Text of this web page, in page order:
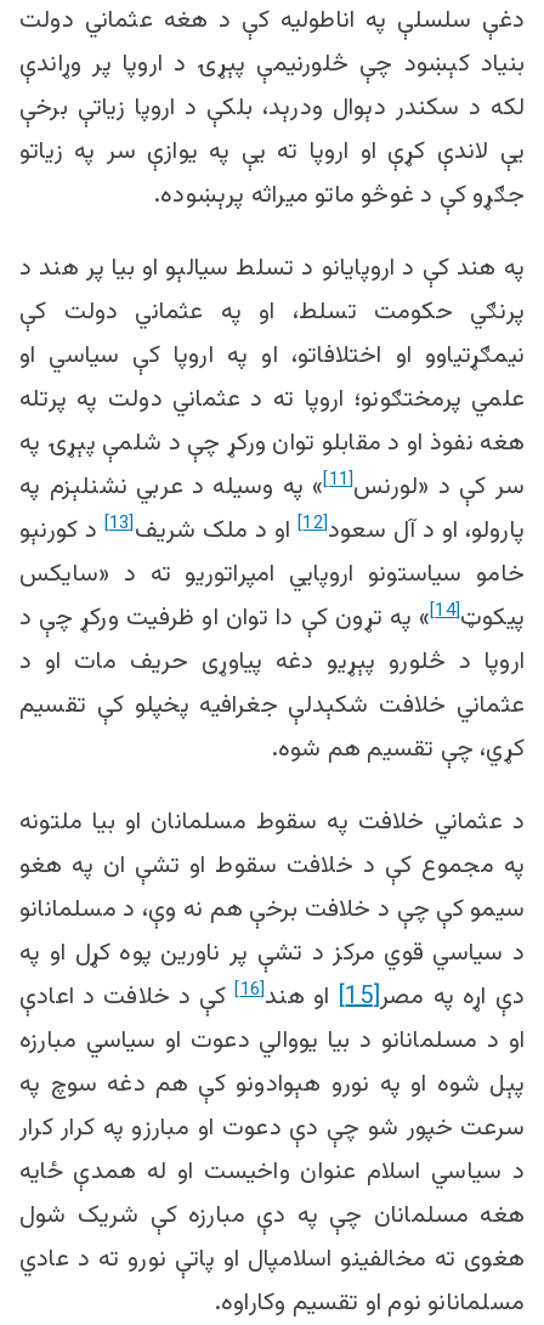
دغې سلسلې په اناطولیه کې د هغه عثماني دولت
بنیاد کېښود چې څلورنیمې پېړۍ د اروپا پر وړاندې
لکه د سکندر دېوال ودرېد، بلکې د اروپا زیاتې برخې
یې لاندې کړې او اروپا ته یې په یوازې سر په زیاتو
جګړو کې د غوڅو ماتو میراثه پرېښوده.
په هند کې د اروپایانو د تسلط سیالېو او بیا پر هند د
پرنګي حکومت تسلط، او په عثماني دولت کې
نیمګړتیاوو او اختلافاتو، او په اروپا کې سیاسي او
علمي پرمختګونو؛ اروپا ته د عثماني دولت په پرتله
هغه نفوذ او د مقابلو توان ورکړ چې د شلمې پېړۍ په
سر کې د «لورنس[11]
» په وسیله د عربي نشنلېزم په
پارولو، او د آل سعود[12] او د ملک شریف[13]
د کورنېو
خامو سیاستونو اروپایي امپراتوریو ته د «سایکس
پيکوټ[14]
» په تړون کې دا توان او ظرفیت ورکړ چې د
اروپا د څلورو پېړیو دغه پیاوړی حریف مات او د
عثماني خلافت شکېدلې جغرافیه پخپلو کې تقسیم
کړي، چې تقسیم هم شوه.
د عثماني خلافت په سقوط مسلمانان او بیا ملتونه
په مجموع کې د خلافت سقوط او تشې ان په هغو
سیمو کې چې د خلافت برخې هم نه وې، د مسلمانانو
د سیاسي قوي مرکز د تشې پر ناورین پوه کړل او په
دې اړه په مصر[15] او هند[16]
کې د خلافت د اعادې
او د مسلمانانو د بیا یووالي دعوت او سیاسي مبارزه
پېل شوه او په نورو هېوادونو کې هم دغه سوچ په
سرعت خپور شو چې دې دعوت او مبارزو په کرار کرار
د سیاسي اسلام عنوان واخیست او له همدې ځایه
هغه مسلمانان چې په دې مبارزه کې شریک شول
هغوی ته مخالفینو اسلامپال او پاتې نورو ته د عادي
مسلمانانو نوم او تقسیم وکاراوه.